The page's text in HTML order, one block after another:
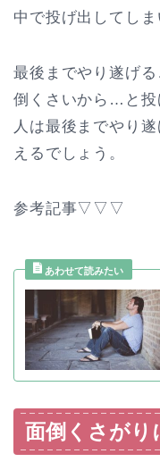
中で投げ出してしま
最後までやり遂げ
倒くさいから…と投
人は最後までやり
えるでしょう。
参考記事▽▽▽
面倒くさがり